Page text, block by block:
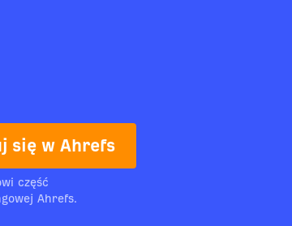
się w Ahrefs
część
Ahrefs.